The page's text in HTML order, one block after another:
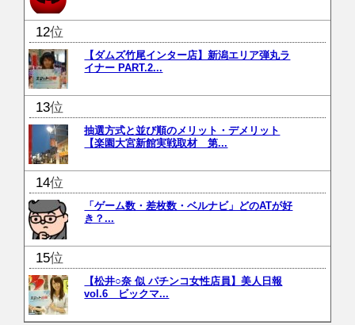
位
【ダムズ竹尾インター店】新潟エリア弾丸ラ
イナー PART.2...
位
抽選方式と並び順のメリット・デメリット
【楽園大宮新館実戦取材 第...
位
「ゲーム数・差枚数・ベルナビ」どのATが好
き？...
位
【松井○奈 似 パチンコ女性店員】美人日報
vol.6 ビックマ...